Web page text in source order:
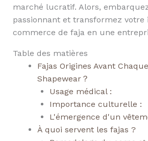
marché lucratif. Alors,
passionnant et transformez votre
commerce de faja en une
Table des matières
Fajas Origines Avant
Shapewear？
Usage médical :
Importance culturelle :
L'émergence d'un
À quoi servent les fajas ?